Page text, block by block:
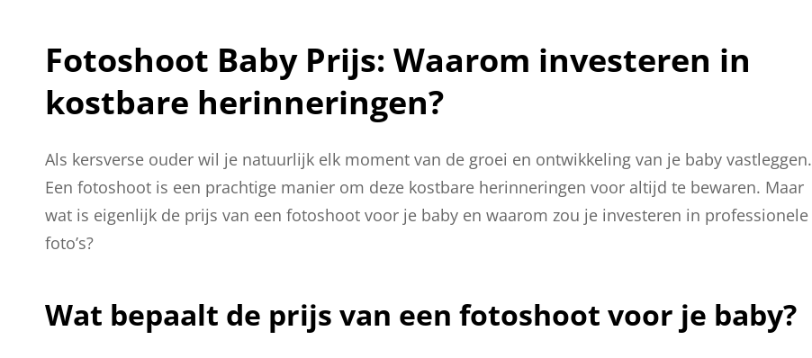
Fotoshoot Baby Prijs: Waarom investeren in
kostbare herinneringen?
Als kersverse ouder wil je natuurlijk elk moment van de groei en ontwikkeling van je baby vastleggen.
Een fotoshoot is een prachtige manier om deze kostbare herinneringen voor altijd te bewaren. Maar
wat is eigenlijk de prijs van een fotoshoot voor je baby en waarom zou je investeren in professionele
foto’s?
Wat bepaalt de prijs van een fotoshoot voor je baby?